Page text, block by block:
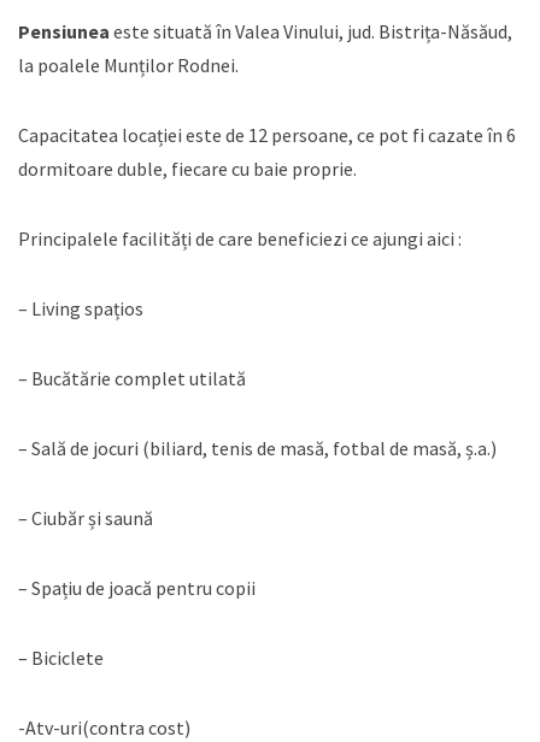
Pensiunea este situată în Valea Vinului, jud. Bistrița-Năsăud,
la poalele Munților Rodnei.
Capacitatea locației este de 12 persoane, ce pot fi cazate în 6
dormitoare duble, fiecare cu baie proprie.
Principalele facilități de care beneficiezi ce ajungi aici :
– Living spațios
– Bucătărie complet utilată
– Sală de jocuri (biliard, tenis de masă, fotbal de masă, ș.a.)
– Ciubăr și saună
– Spațiu de joacă pentru copii
– Biciclete
-Atv-uri(contra cost)